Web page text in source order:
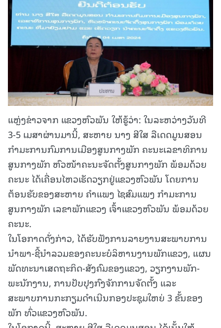
ແຫຼ່ງຂ່າວຈາກ ແຂວງຫົວພັນ ໃຫ້ຮູ້ວ່າ: ໃນລະຫວ່າງວັນທີ
3-5 ເມສາຜ່ານມານີ້, ສະຫາຍ ນາງ ສີໃສ ລືເດດມູນສອນ
ກຳມະການກົມການເມືອງສູນກາງພັກ ຄະນະເລຂາທິການ
ສູນກາງພັກ ຫົວໜ້າຄະນະຈັດຕັ້ງສູນກາງພັກ ພ້ອມດ້ວຍ
ຄະນະ ໄດ້ເຄື່ອນໄຫວເຮັດວຽກຢູ່ແຂວງຫົວພັນ ໂດຍການ
ຕ້ອນຮັບຂອງສະຫາຍ ຄຳແພງ ໄຊສົມແພງ ກຳມະການ
ສູນກາງພັກ ເລຂາພັກແຂວງ ເຈົ້າແຂວງຫົວພັນ ພ້ອມດ້ວຍ
ຄະນະ.
ໃນໂອກາດດັ່ງກ່າວ, ໄດ້ຮັບຟັງການລາຍງານສະພາບການ
ນໍາພາ-ຊີ້ນຳລວມຂອງຄະນະບໍລິຫານງານພັກແຂວງ, ແຜນ
ພັດທະນາເສດຖະກິດ-ສັງຄົມຂອງແຂວງ, ວຽກງານພັກ-
ພະນັກງານ, ການປັບປຸງກົງຈັກການຈັດຕັ້ງ ແລະ
ສະພາບການກະກຽມດຳເນີນກອງປະຊຸມໃຫຍ່ 3 ຂັ້ນຂອງ
ພັກ ທົ່ວແຂວງຫົວພັນ.